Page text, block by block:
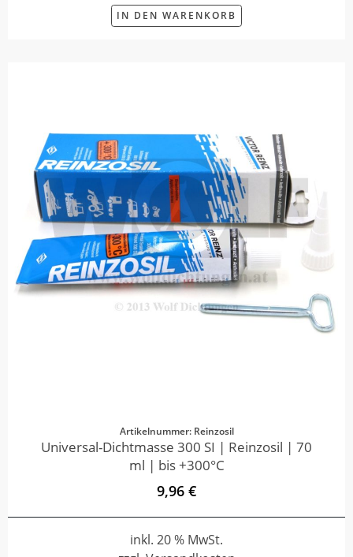
IN DEN WARENKORB
Artikelnummer: Reinzosil
Universal-Dichtmasse 300 SI | Reinzosil | 70
ml | bis +300°C
9,96 €
inkl. 20 % MwSt.